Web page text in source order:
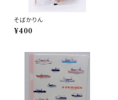
そばかりん
¥400